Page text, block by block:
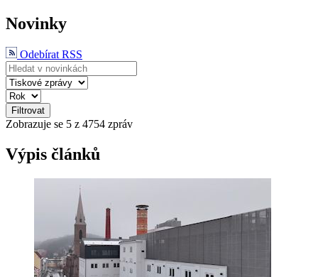
Novinky
Odebírat RSS
Filtrovat
Zobrazuje se 5 z 4754 zpráv
Výpis článků